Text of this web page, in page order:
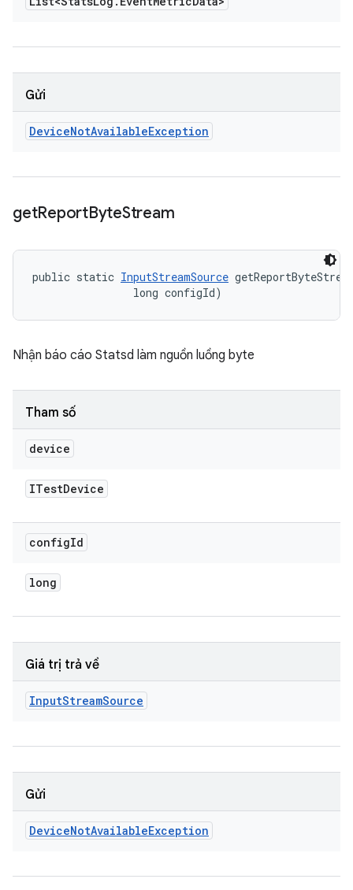
Gửi
DeviceNotAvailableException
getReportByteStream
public static InputStreamSource
                long configId)
Nhận báo cáo Statsd làm nguồn luồng byte
Tham số
device
ITestDevice
configId
long
Giá trị trả về
InputStreamSource
Gửi
DeviceNotAvailableException